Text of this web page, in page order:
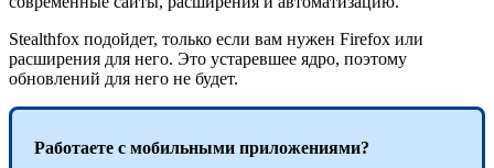
Stealthfox подойдет, только если вам нужен Firefox или
расширения для него. Это устаревшее ядро, поэтому
обновлений для него не будет.
Работаете с мобильными приложениями?